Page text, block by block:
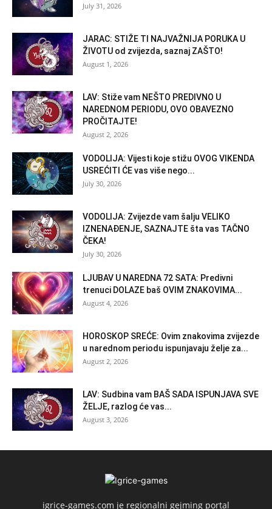
July 31, 2026
JARAC: STIŽE TI NAJVAŽNIJA PORUKA U
ŽIVOTU od zvijezda, saznaj ZAŠTO!
August 1, 2026
LAV: Stiže vam NEŠTO PREDIVNO U
NAREDNOM PERIODU, OVO OBAVEZNO
PROČITAJTE!
August 2, 2026
VODOLIJA: Vijesti koje stižu OVOG VIKENDA
USREĆITI ĆE vas više nego...
July 30, 2026
VODOLIJA: Zvijezde vam šalju VELIKO
IZNENAĐENJE, SAZNAJTE šta vas TAČNO
ČEKA!
July 30, 2026
LJUBAV U NAREDNA 72 SATA: Predivni
trenuci DOLAZE baš OVIM ZNAKOVIMA...
August 4, 2026
HOROSKOP SREĆE: Ovim znakovima zvijezde
u narednom periodu ispunjavaju želje za...
August 2, 2026
LAV: Sudbina vam BAŠ SADA ISPUNJAVA SVE
ŽELJE, razlog će vas...
August 3, 2026
igrice-games.com je regionalni gejming portal